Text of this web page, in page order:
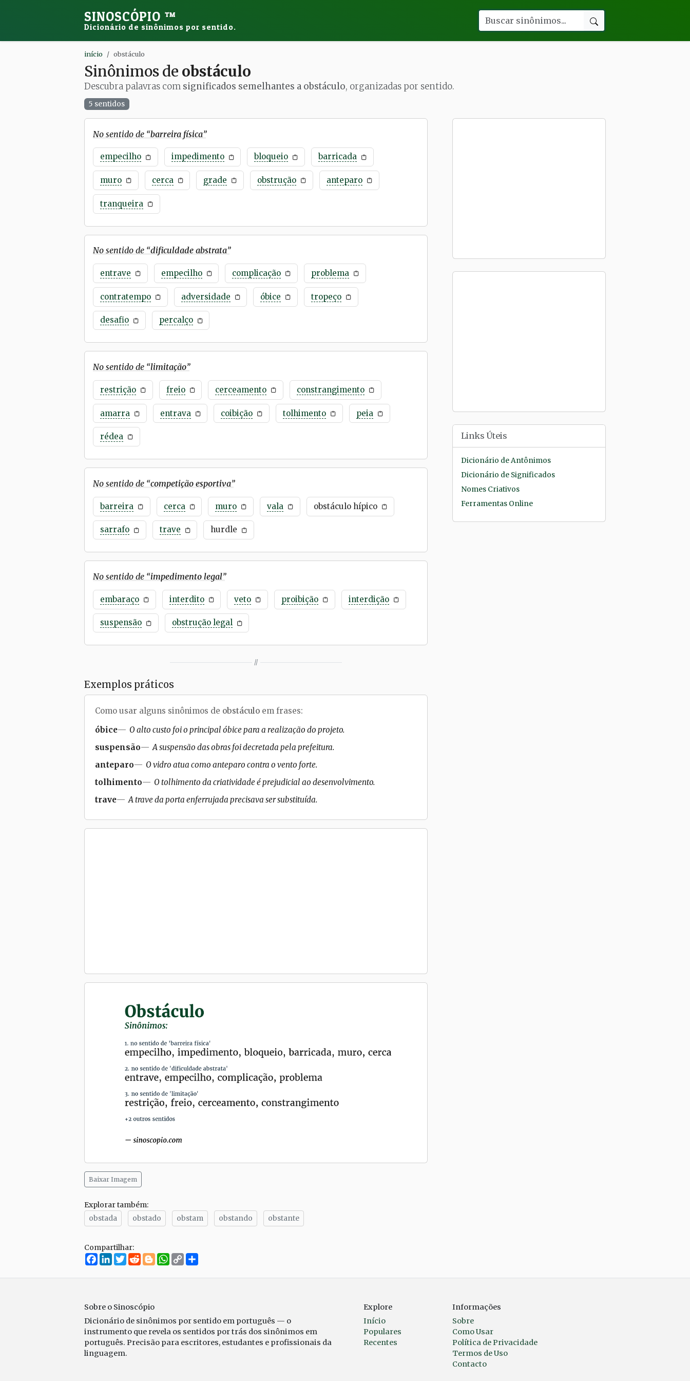
SINOSCÓPIO ™
Dicionário de sinônimos por sentido.
início obstáculo
Sinônimos de obstáculo
Descubra palavras com significados semelhantes a obstáculo, organizadas por sentido.
5 sentidos
No sentido de “barreira física”
empecilho impedimento bloqueio barricada
muro cerca grade obstrução anteparo
tranqueira
No sentido de “dificuldade abstrata”
entrave empecilho complicação problema
contratempo adversidade óbice tropeço
desafio percalço
No sentido de “limitação”
restrição freio cerceamento constrangimento
amarra entrava coibição tolhimento peia
rédea
No sentido de “competição esportiva”
barreira cerca muro vala obstáculo hípico
sarrafo trave hurdle
No sentido de “impedimento legal”
embaraço interdito veto proibição interdição
suspensão obstrução legal
//
Exemplos práticos
Como usar alguns sinônimos de obstáculo em frases:
óbice
O alto custo foi o principal óbice para a realização do projeto.
suspensão
A suspensão das obras foi decretada pela prefeitura.
anteparo
O vidro atua como anteparo contra o vento forte.
tolhimento
O tolhimento da criatividade é prejudicial ao desenvolvimento.
trave
A trave da porta enferrujada precisava ser substituída.
Baixar Imagem
Explorar também:
obstada
obstado obstam obstando obstante
Compartilhar:
Facebook
LinkedIn
Twitter
RedditBloggerWhatsApp
Copy
Link
Links Úteis
Dicionário de Antônimos
Dicionário de Significados
Nomes Criativos
Ferramentas Online
Sobre o Sinoscópio
Dicionário de sinônimos por sentido em português — o
instrumento que revela os sentidos por trás dos sinônimos em
português. Precisão para escritores, estudantes e profissionais da
linguagem.
Explore
Início
Populares
Recentes
Informações
Sobre
Como Usar
Política de Privacidade
Termos de Uso
Contacto